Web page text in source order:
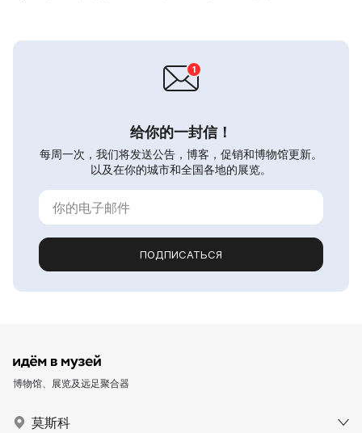
给你的一封信！
每周一次，我们将发送公告，博客，促销和博物馆更新。
以及在你的城市和全国各地的展览。
ПОДПИСАТЬСЯ
博物馆、展览及远足聚合器
莫斯科